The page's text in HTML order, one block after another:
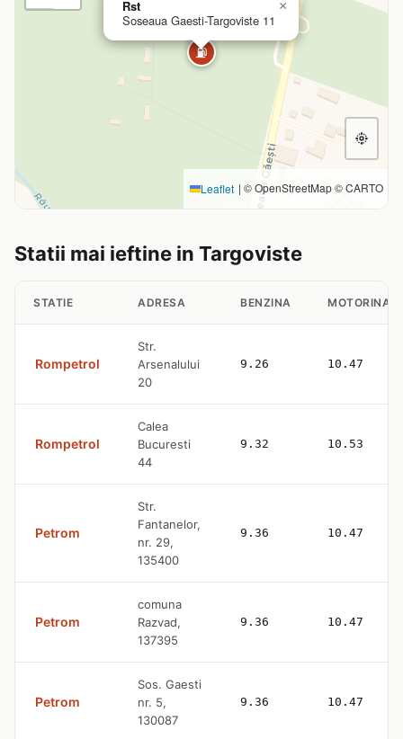
⛽
Rst
Soseaua Gaesti-Targoviste 11
×
Leaflet | © OpenStreetMap © CARTO
Statii mai ieftine in Targoviste
STATIE ADRESA BENZINA MOTORINA
Rompetrol
Str.
Arsenalului
20
9.26 10.47
Rompetrol
Calea
Bucuresti
44
9.32 10.53
Petrom
Str.
Fantanelor,
nr. 29,
135400
9.36 10.47
Petrom
comuna
Razvad,
137395
9.36 10.47
Petrom
Sos. Gaesti
nr. 5,
130087
9.36 10.47